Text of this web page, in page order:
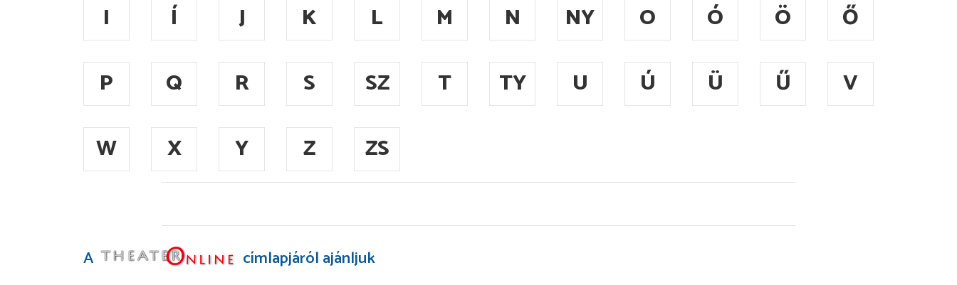
I
Í J K L M N NY O Ó Ö
Ő
P
Q R S SZ T TY U Ú Ü Ű
V
W
X Y Z ZS
A címlapjáról ajánljuk